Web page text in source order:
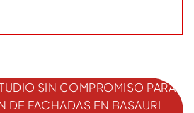
SIN COMPROMISO PARA
DE FACHADAS EN BASAURI